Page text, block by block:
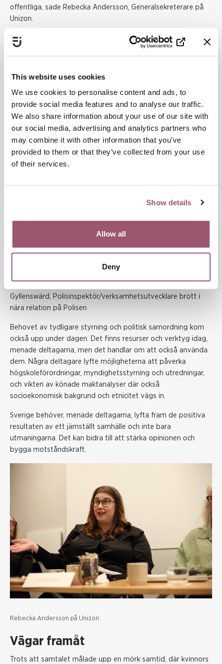
This website uses cookies
We use cookies to personalise content and ads, to
provide social media features and to analyse our traffic.
We also share information about your use of our site with
our social media, advertising and analytics partners who
may combine it with other information that you’ve
provided to them or that they’ve collected from your use
of their services.
Show details
Allow all
Deny
offentliga, sade Rebecka Andersson, Generalsekreterare på
Unizon.
Gruppen lyfte också behovet av obligatoriska moment inom
utbildningar, särskilt för yrkesgrupper som möter våld i sin
såsom checklistor och tydligare arbetsgivaransvar för
Tydligare styrning och
kommunikation
Ett centralt tema under dagen var kommunikation. Vikten av
att prata om jämställdhetens vinster – inte bara för kvinnor,
utan också för män. Ett jämställt samhälle leder till bättre
sina barn. Det finns också tydliga affärsmässiga vinster, då
till att må bättre så är det till fördel för alla i samhället. Sen är
det viktigt för män i ledande positioner att förstå att man är
Gyllenswärd, Polisinspektör/verksamhetsutvecklare brott i
nära relation på Polisen
Behovet av tydligare styrning och politisk samordning kom
också upp under dagen. Det finns resurser och verktyg idag,
menade deltagarna, men det handlar om att också använda
dem. Några deltagare lyfte möjligheterna att påverka
högskoleförordningar, myndighetsstyrning och utredningar,
och vikten av könade maktanalyser där också
socioekonomisk bakgrund och etnicitet vägs in.
Sverige behöver, menade deltagarna, lyfta fram de positiva
resultaten av ett jämställt samhälle och inte bara
utmaningarna. Det kan bidra till att stärka opinionen och
bygga motståndskraft.
Rebecka Andersson på Unizon.
Vägar framåt
Trots att samtalet målade upp en mörk samtid, där kvinnors